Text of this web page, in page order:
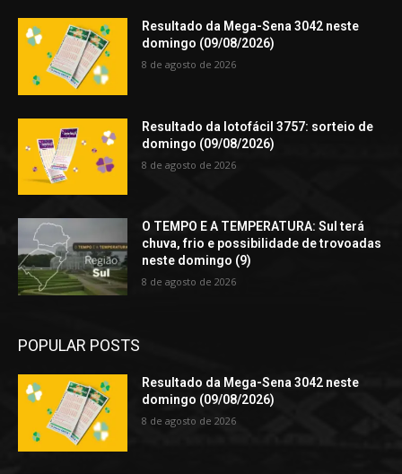
Resultado da Mega-Sena 3042 neste
domingo (09/08/2026)
8 de agosto de 2026
Resultado da lotofácil 3757: sorteio de
domingo (09/08/2026)
8 de agosto de 2026
O TEMPO E A TEMPERATURA: Sul terá
chuva, frio e possibilidade de trovoadas
neste domingo (9)
8 de agosto de 2026
POPULAR POSTS
Resultado da Mega-Sena 3042 neste
domingo (09/08/2026)
8 de agosto de 2026